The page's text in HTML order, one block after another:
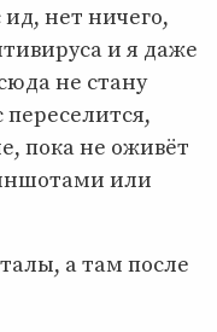
нет ничего,
и я даже
не стану
переселится,
пока не оживёт
или
а там после